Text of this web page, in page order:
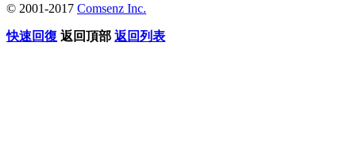
© 2001-2017 Comsenz Inc.
快速回復 返回頂部 返回列表